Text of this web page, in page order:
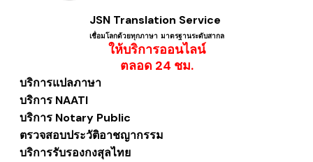
JSN Translation Service
เชื่อมโลกด้วยทุกภาษา ​มาตรฐานระดับสากล
ให้บริการออนไลน์
​ตลอด 24 ชม.
บริการแปลภาษา
บริการ NAATI
บริการ Notary Public
ตรวจสอบประวัติอาชญากรรม
บริการรับรองกงสุลไทย